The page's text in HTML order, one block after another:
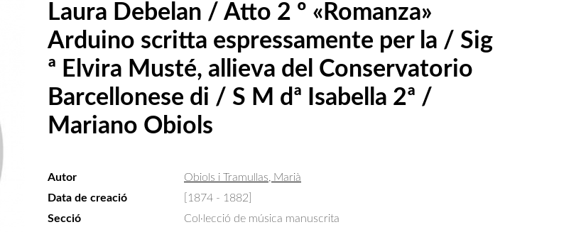
Laura Debelan / Atto 2 º «Romanza»
Arduino scritta espressamente per la / Sig
ª Elvira Musté, allieva del Conservatorio
Barcellonese di / S M dª Isabella 2ª /
Mariano Obiols
Autor
Obiols i Tramullas, Marià
Data de creació
[1874 - 1882]
Secció
Col·lecció de música manuscrita